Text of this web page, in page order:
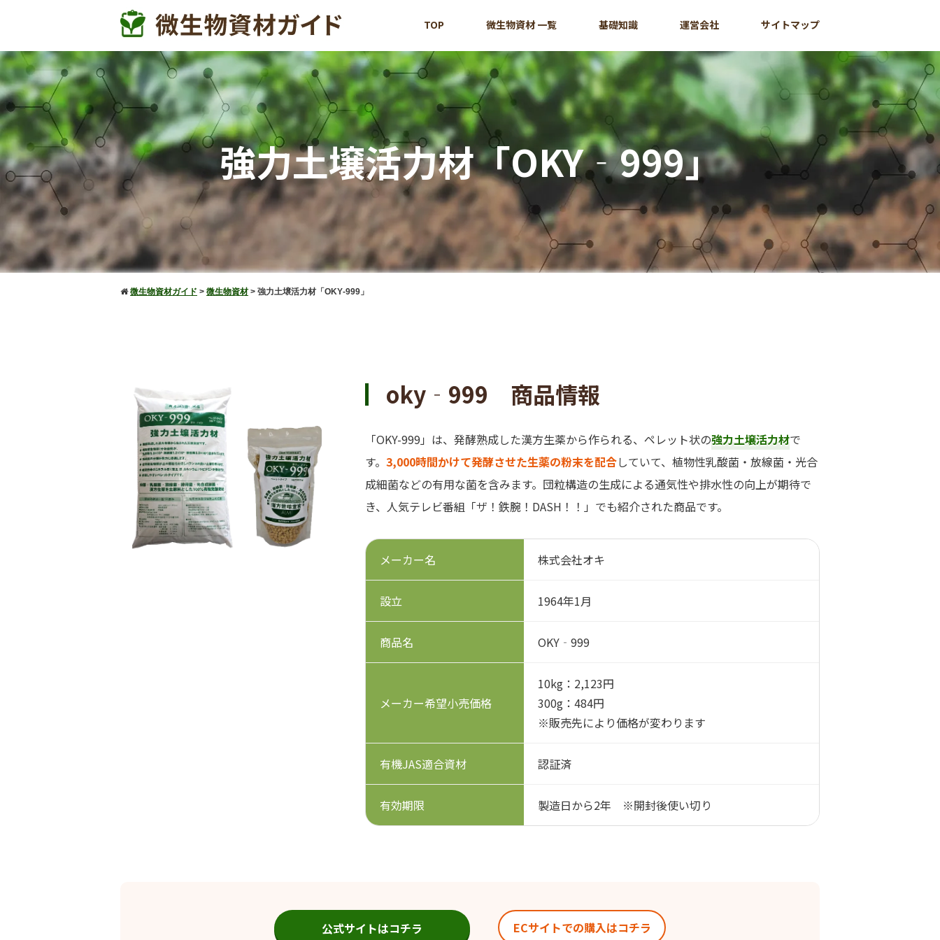
TOP 微生物資材 一覧 基礎知識 運営会社 サイトマップ
強力土壌活力材「OKY‐999」
微生物資材ガイド > 微生物資材> 強力土壌活力材「OKY‐999」
oky‐999 商品情報
「OKY-999」は、発酵熟成した漢方生薬から作られる、ペレット状の強力土壌活力材で
す。 3,000時間かけて発酵させた生薬の粉末を配合していて、植物性乳酸菌・放線菌・光合
成細菌などの有用な菌を含みます。団粒構造の生成による通気性や排水性の向上が期待で
き、人気テレビ番組「ザ！鉄腕！DASH！！」でも紹介された商品です。
メーカー名 株式会社オキ
設立 1964年1月
商品名 OKY‐999
メーカー希望小売価格
10kg：2,123円
300g：484円
※販売先により価格が変わります
有機JAS適合資材 認証済
有効期限 製造日から2年 ※開封後使い切り
公式サイトはコチラ ECサイトでの購入はコチラ